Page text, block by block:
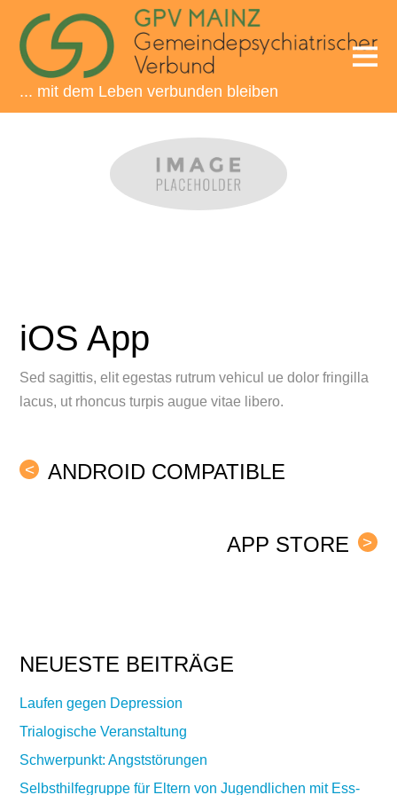
... mit dem Leben verbunden bleiben
iOS App
Sed sagittis, elit egestas rutrum vehicul ue dolor fringilla
lacus, ut rhoncus turpis augue vitae libero.
< ANDROID COMPATIBLE
>
APP STORE
NEUESTE BEITRÄGE
Laufen gegen Depression
Trialogische Veranstaltung
Schwerpunkt: Angststörungen
Selbsthilfegruppe für Eltern von Jugendlichen mit Ess-